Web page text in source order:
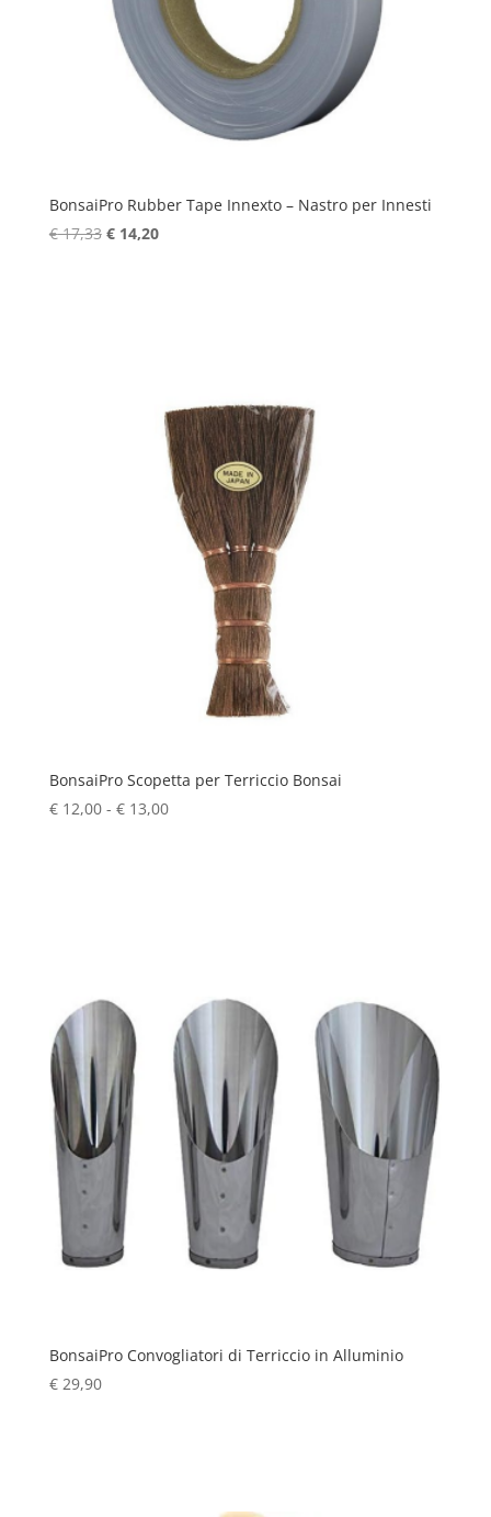
BonsaiPro Rubber Tape Innexto – Nastro per Innesti
€17,33 Il
€14,20Il
BonsaiPro Scopetta per Terriccio Bonsai
€12,00 - €13,00Fascia
BonsaiPro Convogliatori di Terriccio in Alluminio
€29,90